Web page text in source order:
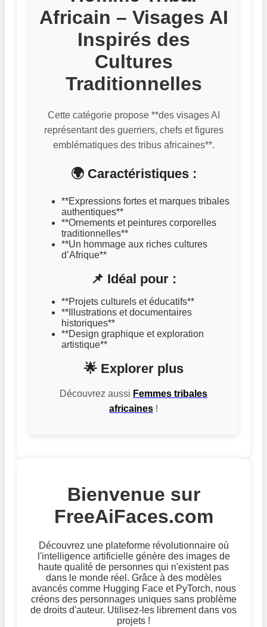
Africain – Visages AI
Inspirés des
Cultures
Traditionnelles
Cette catégorie propose **des visages AI
représentant des guerriers, chefs et figures
emblématiques des tribus africaines**.
🌍 Caractéristiques :
**Expressions fortes et marques tribales
authentiques**
**Ornements et peintures corporelles
traditionnelles**
**Un hommage aux riches cultures
d’Afrique**
📌 Idéal pour :
**Projets culturels et éducatifs**
**Illustrations et documentaires
historiques**
**Design graphique et exploration
artistique**
🌟 Explorer plus
Découvrez aussi Femmes tribales
africaines !
Bienvenue sur
FreeAiFaces.com
Découvrez une plateforme révolutionnaire où
l'intelligence artificielle génère des images de
haute qualité de personnes qui n'existent pas
dans le monde réel. Grâce à des modèles
avancés comme Hugging Face et PyTorch, nous
créons des personnages uniques sans problème
de droits d'auteur. Utilisez-les librement dans vos
projets !